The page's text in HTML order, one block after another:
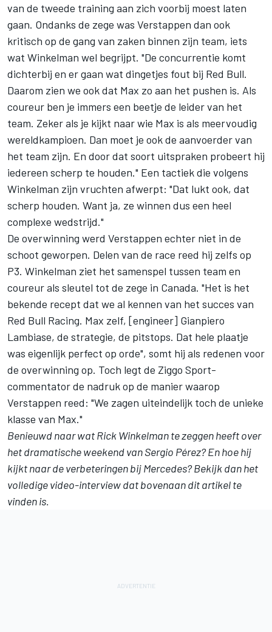
van de tweede training aan zich voorbij moest laten
gaan. Ondanks de zege was Verstappen dan ook
kritisch op de gang van zaken binnen zijn team, iets
wat Winkelman wel begrijpt. "De concurrentie komt
dichterbij en er gaan wat dingetjes fout bij Red Bull.
Daarom zien we ook dat Max zo aan het pushen is. Als
coureur ben je immers een beetje de leider van het
team. Zeker als je kijkt naar wie Max is als meervoudig
wereldkampioen. Dan moet je ook de aanvoerder van
het team zijn. En door dat soort uitspraken probeert hij
iedereen scherp te houden." Een tactiek die volgens
Winkelman zijn vruchten afwerpt: "Dat lukt ook, dat
scherp houden. Want ja, ze winnen dus een heel
complexe wedstrijd."
De overwinning werd Verstappen echter niet in de
schoot geworpen. Delen van de race reed hij zelfs op
P3. Winkelman ziet het samenspel tussen team en
coureur als sleutel tot de zege in Canada. "Het is het
bekende recept dat we al kennen van het succes van
Red Bull Racing. Max zelf, [engineer] Gianpiero
Lambiase, de strategie, de pitstops. Dat hele plaatje
was eigenlijk perfect op orde", somt hij als redenen voor
de overwinning op. Toch legt de Ziggo Sport-
commentator de nadruk op de manier waarop
Verstappen reed: "We zagen uiteindelijk toch de unieke
klasse van Max."
Benieuwd naar wat Rick Winkelman te zeggen heeft over
het dramatische weekend vanSergio Pérez? En hoe hij
kijkt naar de verbeteringen bijMercedes? Bekijk dan het
volledige video-interview dat bovenaan dit artikel te
vinden is.